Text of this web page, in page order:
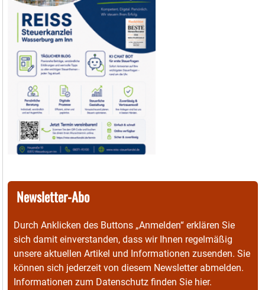
Newsletter-Abo
Durch Anklicken des Buttons „Anmelden“ erklären Sie
sich damit einverstanden, dass wir Ihnen regelmäßig
unsere aktuellen Artikel und Informationen zusenden. Sie
können sich jederzeit von diesem Newsletter abmelden.
Informationen zum Datenschutz finden Sie hier.